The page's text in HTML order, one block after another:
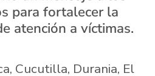
para fortalecer la
atención a víctimas.
Cucutilla, Durania, El